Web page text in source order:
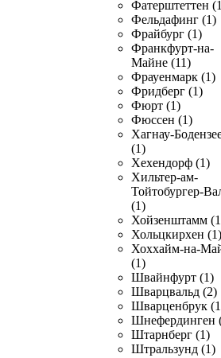
Фатерштеттен
Фельдафинг (1)
Фрайбург (1)
Франкфурт-на-
Майне (11)
Фрауенмарк (1)
Фридберг (1)
Фюрт (1)
Фюссен (1)
Хагнау-
(1)
Хехендорф (1)
Хильтер-ам-
Тойтобургер-
(1)
Хойзенштамм
Хольцкирхен (1)
Хоххайм-на-
(1)
Швайнфурт (1)
Шварцвальд (2)
Шварценбрук
Шнефердинген
Штарнберг (1)
Штральзунд (1)